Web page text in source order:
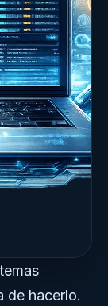
de hacerlo.